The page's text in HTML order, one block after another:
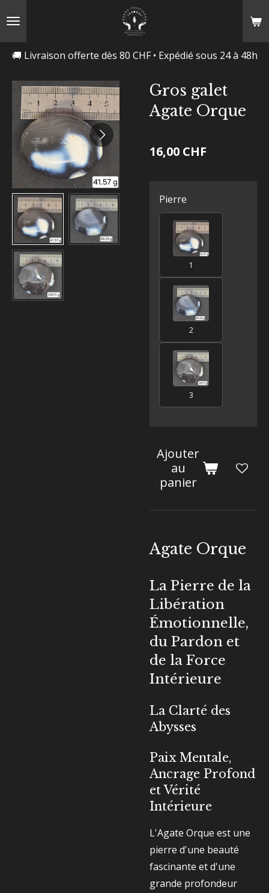
🚚 Livraison offerte dès 80 CHF • Expédié sous 24 à 48h
Gros galet
Agate Orque
16,00 CHF
Pierre
1
2
3
Ajouter
au
panier
Agate Orque
La Pierre de la
Libération
Émotionnelle,
du Pardon et
de la Force
Intérieure
La Clarté des
Abysses
Paix Mentale,
Ancrage Profond
et Vérité
Intérieure
L'Agate Orque est une
pierre d'une beauté
fascinante et d'une
grande profondeur